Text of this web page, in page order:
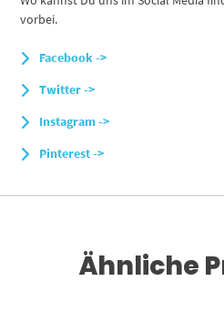
vorbei.
Facebook ->
Twitter ->
Instagram ->
Pinterest ->
Ähnliche